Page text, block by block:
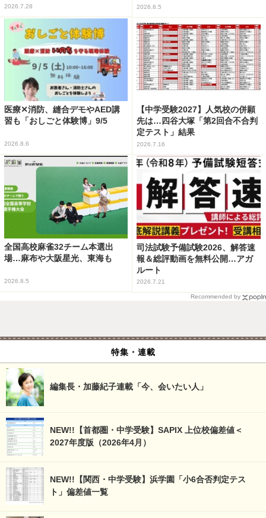
2026.7.28 2026.8.5
医療✕消防、縫合デモやAED講
習も「おしごと体験博」9/5
2026.8.6
【中学受験2027】人気校の併願
先は…四谷大塚「第2回合不合判
定テスト」結果
2026.7.16
全国高校麻雀32チーム本選出
場…麻布や大阪星光、東海も
2026.8.5
司法試験予備試験2026、解答速
報＆総評動画を無料公開…アガ
ルート
2026.7.21
Recommended by
特集・連載
編集長・加藤紀子連載「今、会いたい人」
NEW!!【首都圏・中学受験】SAPIX 上位校偏差値＜
2027年度版（2026年4月）
NEW!!【関西・中学受験】浜学園「小6合否判定テス
ト」偏差値一覧